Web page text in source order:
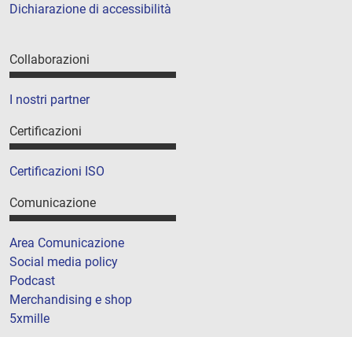
Dichiarazione di accessibilità
Collaborazioni
I nostri partner
Certificazioni
Certificazioni ISO
Comunicazione
Area Comunicazione
Social media policy
Podcast
Merchandising e shop
5xmille